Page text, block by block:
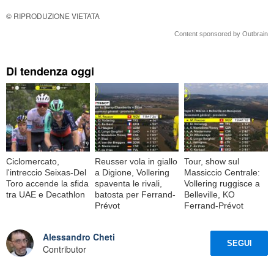
© RIPRODUZIONE VIETATA
Content sponsored by Outbrain
Di tendenza oggi
Ciclomercato,
l'intreccio Seixas-Del
Toro accende la sfida
tra UAE e Decathlon
Reusser vola in giallo
a Digione, Vollering
spaventa le rivali,
batosta per Ferrand-
Prévot
Tour, show sul
Massiccio Centrale:
Vollering ruggisce a
Belleville, KO
Ferrand-Prévot
Alessandro Cheti
Contributor
SEGUI